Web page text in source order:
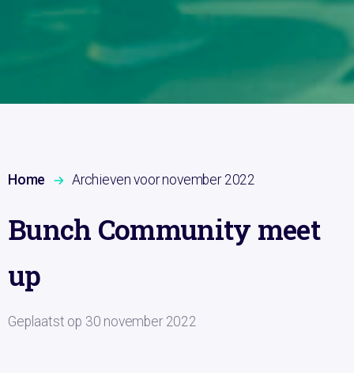
Home Archieven voor november 2022
Bunch Community meet
up
Geplaatst op 30 november 2022